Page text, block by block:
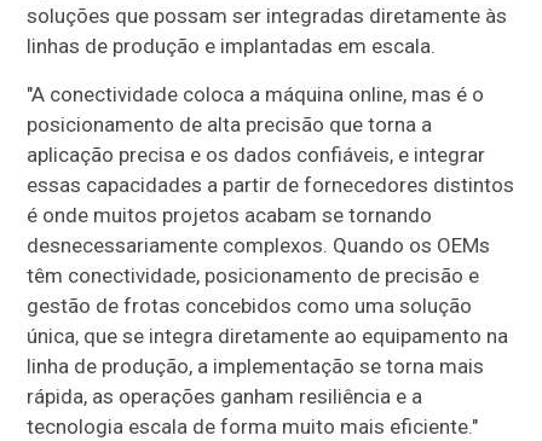
soluções que possam ser integradas diretamente às
linhas de produção e implantadas em escala.
"A conectividade coloca a máquina online, mas é o
posicionamento de alta precisão que torna a
aplicação precisa e os dados confiáveis, e integrar
essas capacidades a partir de fornecedores distintos
é onde muitos projetos acabam se tornando
desnecessariamente complexos. Quando os OEMs
têm conectividade, posicionamento de precisão e
gestão de frotas concebidos como uma solução
única, que se integra diretamente ao equipamento na
linha de produção, a implementação se torna mais
rápida, as operações ganham resiliência e a
tecnologia escala de forma muito mais eficiente."